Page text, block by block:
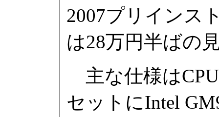
2007プリインス
は28万円半ばの
主な仕様はCPU
セットにIntel